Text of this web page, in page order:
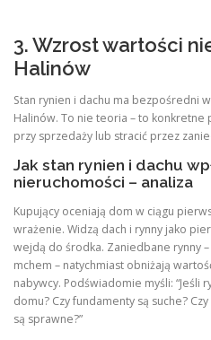
3. Wzrost wartości
Halinów
Stan rynien i dachu ma bezpośredni
Halinów. To nie teoria – to konkretne
przy sprzedaży lub stracić przez
Jak stan rynien i dachu
nieruchomości – analiza
Kupujący oceniają dom w ciągu
wrażenie. Widzą dach i rynny jako
wejdą do środka. Zaniedbane rynny
mchem – natychmiast obniżają
nabywcy. Podświadomie myśli: “Jeśli
domu? Czy fundamenty są suche?
są sprawne?”